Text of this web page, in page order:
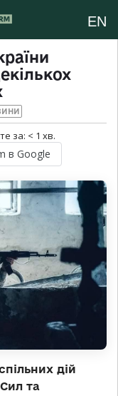
EN
за: < 1 хв.
в Google
дій
та